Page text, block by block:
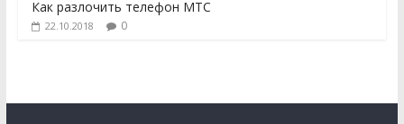
Как разлочить телефон МТС
22.10.2018 0